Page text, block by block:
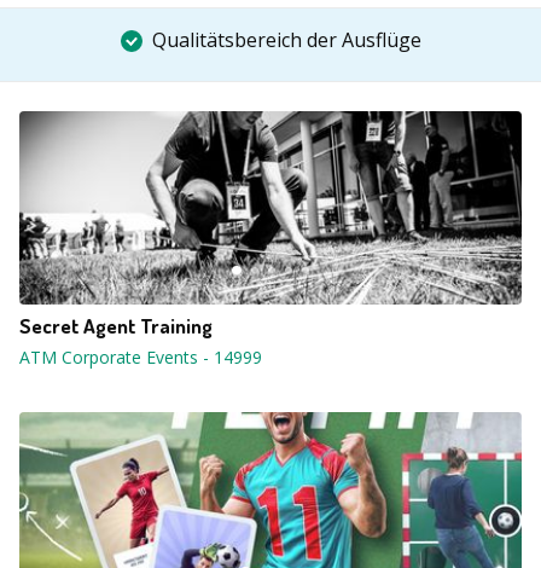
Qualitätsbereich der Ausflüge
Secret Agent Training
ATM Corporate Events - 14999